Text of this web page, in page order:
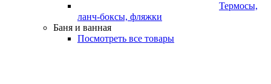
Термосы,
ланч-боксы, фляжки
Баня и ванная
Посмотреть все товары